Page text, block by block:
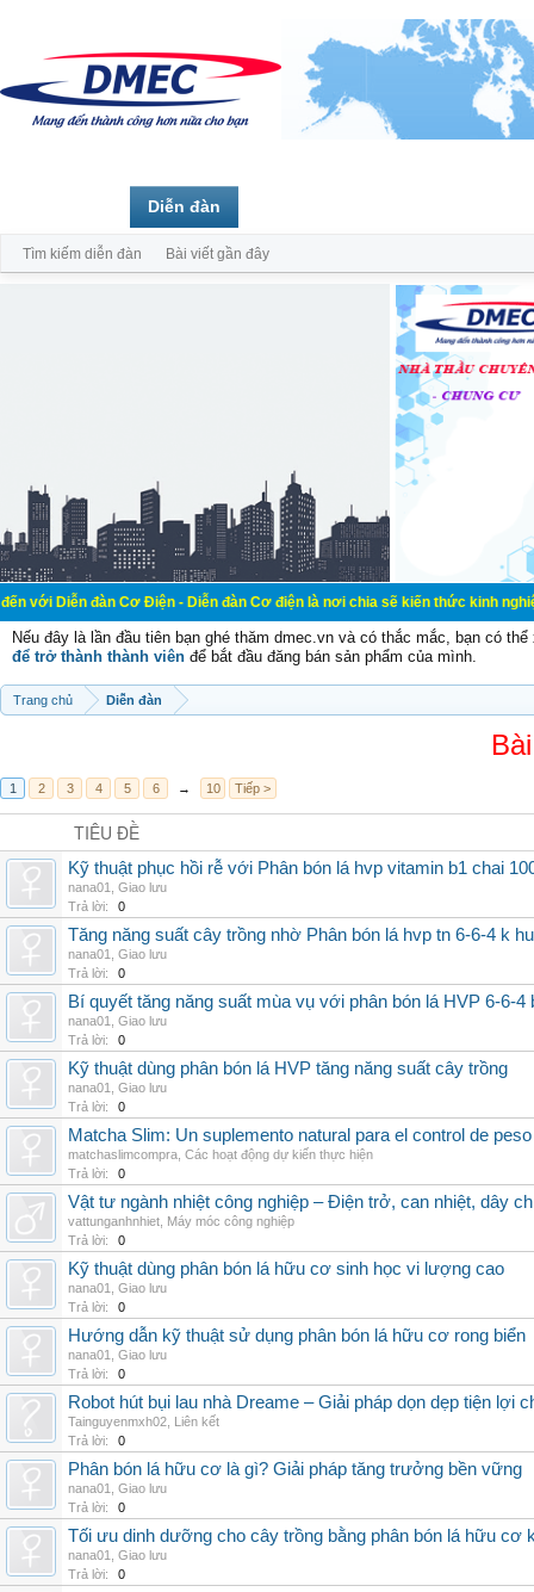
đàn Cơ Điện - Diễn đàn Cơ điện là nơi chia sẽ kiến thức kinh nghiệm trong
Nếu đây là lần đầu tiên bạn ghé thăm dmec.vn và có thắc mắc, bạn có
để trở thành thành viên để bắt đầu đăng bán sản phẩm của mình.
Trang chủ Diễn đàn
1 2 3 4 5 6 → 10 Tiếp >
TIÊU ĐỀ
Kỹ thuật phục hồi rễ với Phân bón lá hvp vitamin b1 chai
nana01
Giao lưu
Trả lời:
0
Tăng năng suất cây trồng nhờ Phân bón lá hvp tn 6-6-4 k
nana01
Giao lưu
Trả lời:
0
Bí quyết tăng năng suất mùa vụ với phân bón lá HVP 6-6-4
nana01
Giao lưu
Trả lời:
0
Kỹ thuật dùng phân bón lá HVP tăng năng suất cây trồng
nana01
Giao lưu
Trả lời:
0
Matcha Slim: Un suplemento natural para el control de peso
matchaslimcompra Các hoạt động dự kiến thực hiện
Trả lời:
0
Vật tư ngành nhiệt công nghiệp – Điện trở, can nhiệt, dây
vattunganhnhiet Máy móc công nghiệp
Trả lời:
0
Kỹ thuật dùng phân bón lá hữu cơ sinh học vi lượng cao
nana01
Giao lưu
Trả lời:
0
Hướng dẫn kỹ thuật sử dụng phân bón lá hữu cơ rong biển
nana01
Giao lưu
Trả lời:
0
Robot hút bụi lau nhà Dreame – Giải pháp dọn dẹp tiện lợi
Tainguyenmxh02 Liên kết
Trả lời:
0
Phân bón lá hữu cơ là gì? Giải pháp tăng trưởng bền vững
nana01
Giao lưu
Trả lời:
0
Tối ưu dinh dưỡng cho cây trồng bằng phân bón lá hữu cơ
nana01
Giao lưu
Trả lời:
0
Diễn đàn
Tìm kiếm diễn đàn Bài viết gần đây